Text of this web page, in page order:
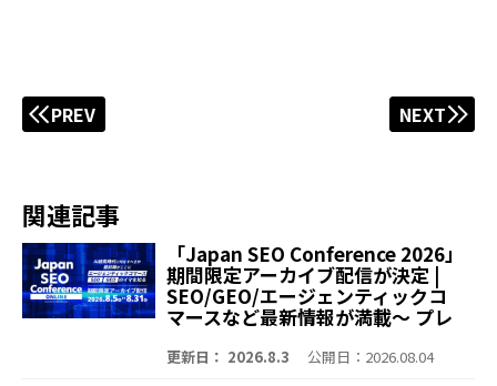
PREV NEXT
関連記事
「Japan SEO Conference 2026」
期間限定アーカイブ配信が決定 |
SEO/GEO/エージェンティックコ
マースなど最新情報が満載～ プレ
公開 エージェンティックコマー
更新日： 2026.8.3 公開日：2026.08.04